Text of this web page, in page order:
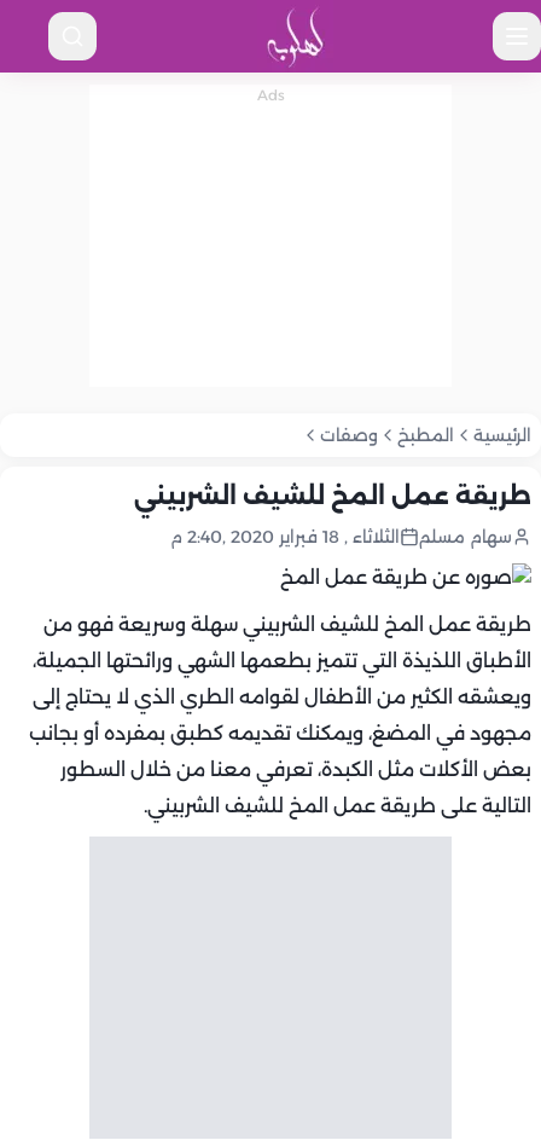
الرئيسية المطبخ وصفات
طريقة عمل المخ للشيف الشربيني ‏
سهام مسلم الثلاثاء , 18 فبراير 2020 ,2:40 م
طريقة عمل المخ للشيف الشربيني سهلة وسريعة فهو من
الأطباق اللذيذة التي تتميز بطعمها الشهي ورائحتها الجميلة،
ويعشقه الكثير من الأطفال لقوامه الطري الذي لا يحتاج إلى
مجهود في المضغ، ويمكنك تقديمه كطبق بمفرده أو بجانب
بعض الأكلات مثل الكبدة، تعرفي معنا من خلال السطور
التالية على طريقة عمل المخ للشيف الشربيني.